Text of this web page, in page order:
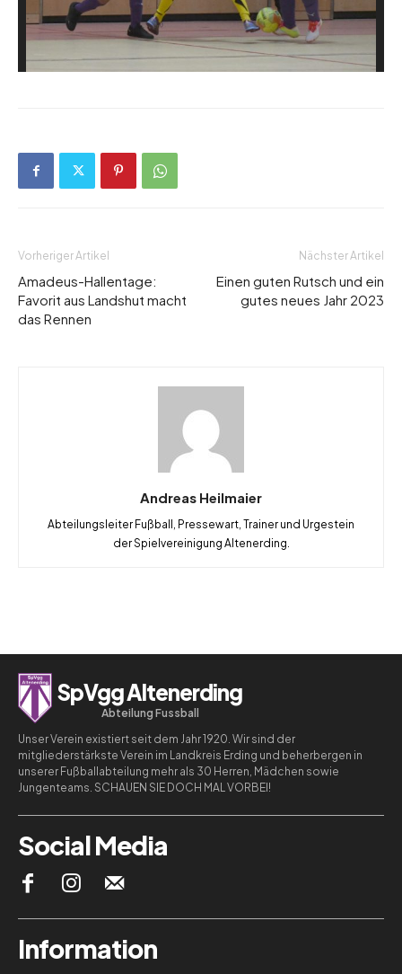
Vorheriger Artikel
Amadeus-Hallentage:
Favorit aus Landshut macht
das Rennen
Nächster Artikel
Einen guten Rutsch und ein
gutes neues Jahr 2023
Andreas Heilmaier
Abteilungsleiter Fußball, Pressewart, Trainer und Urgestein
der Spielvereinigung Altenerding.
SpVgg Altenerding
Abteilung Fussball
Unser Verein existiert seit dem Jahr 1920. Wir sind der
mitgliederstärkste Verein im Landkreis Erding und beherbergen in
unserer Fußballabteilung mehr als 30 Herren, Mädchen sowie
Jungenteams. SCHAUEN SIE DOCH MAL VORBEI!
Social Media
Information